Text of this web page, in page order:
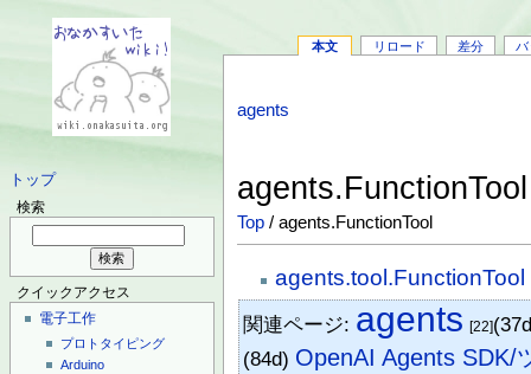
トップ
検索
クイックアクセス
電子工作
プロトタイピング
Arduino
本文 リロード 差分 バ
agents
Top / agents.FunctionTool
agents.tool.FunctionTool
関連ページ: agents [22]
(84d) OpenAI Agents SDK/